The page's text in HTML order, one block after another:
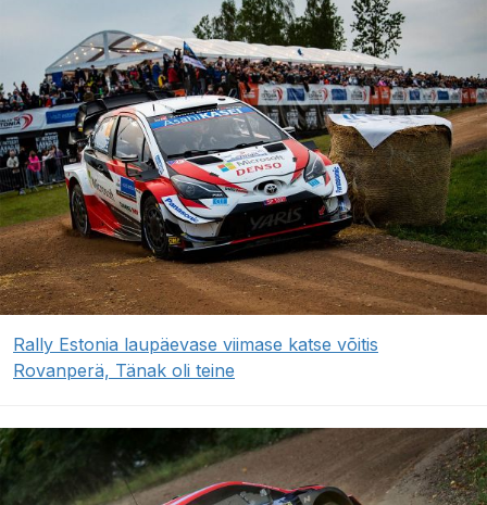
Rally Estonia laupäevase viimase katse võitis
Rovanperä, Tänak oli teine